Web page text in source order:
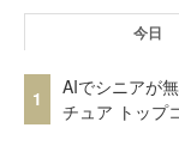
今日
1
AIでシニアが
チュア トップ